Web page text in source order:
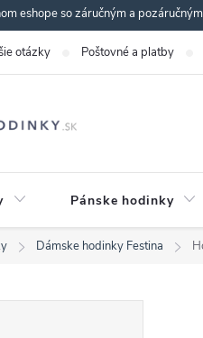
eshope so záručným a
otázky Poštovné a platby
Pánske hodinky
Dámske hodinky Festina